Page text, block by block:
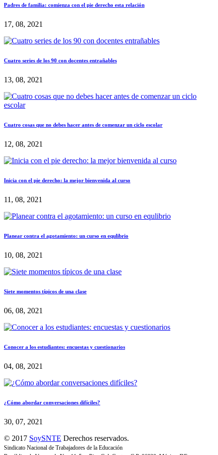
Padres de familia: comienza con el pie derecho esta relación
17, 08, 2021
Cuatro series de los 90 con docentes entrañables
13, 08, 2021
Cuatro cosas que no debes hacer antes de comenzar un ciclo escolar
12, 08, 2021
Inicia con el pie derecho: la mejor bienvenida al curso
11, 08, 2021
Planear contra el agotamiento: un curso en equlibrio
10, 08, 2021
Siete momentos típicos de una clase
06, 08, 2021
Conocer a los estudiantes: encuestas y cuestionarios
04, 08, 2021
¿Cómo abordar conversaciones difíciles?
30, 07, 2021
© 2017 SoySNTE Derechos reservados.
Sindicato Nacional de Trabajadores de la Educación